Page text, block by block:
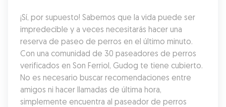
¡Sí, por supuesto! Sabemos que la vida puede ser
impredecible y a veces necesitarás hacer una
reserva de paseo de perros en el último minuto.
Con una comunidad de 30 paseadores de perros
verificados en Son Ferriol, Gudog te tiene cubierto.
No es necesario buscar recomendaciones entre
amigos ni hacer llamadas de última hora,
simplemente encuentra al paseador de perros